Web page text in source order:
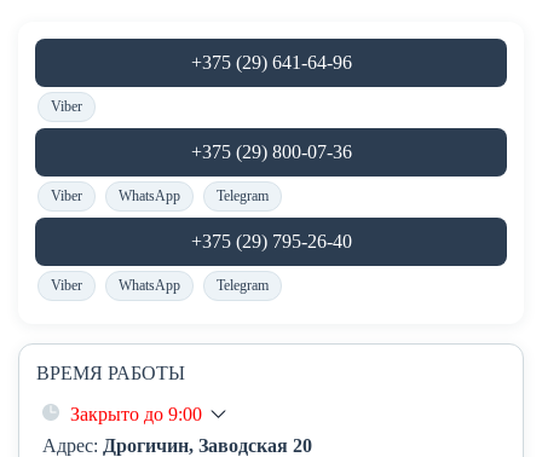
+375 (29) 641-64-96
Viber
+375 (29) 800-07-36
Viber WhatsApp Telegram
+375 (29) 795-26-40
Viber WhatsApp Telegram
ВРЕМЯ РАБОТЫ
Закрыто до 9:00
Адрес: Дрогичин, Заводская 20